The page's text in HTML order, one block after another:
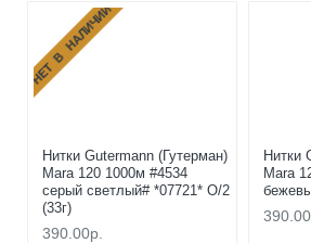
НЕТ В НАЛИЧИИ
Нитки Gutermann (Гутерман)
Mara 120 1000м #4534
серый светлый# *07721* O/2
(33г)
390.00р.
Нитки
Mara